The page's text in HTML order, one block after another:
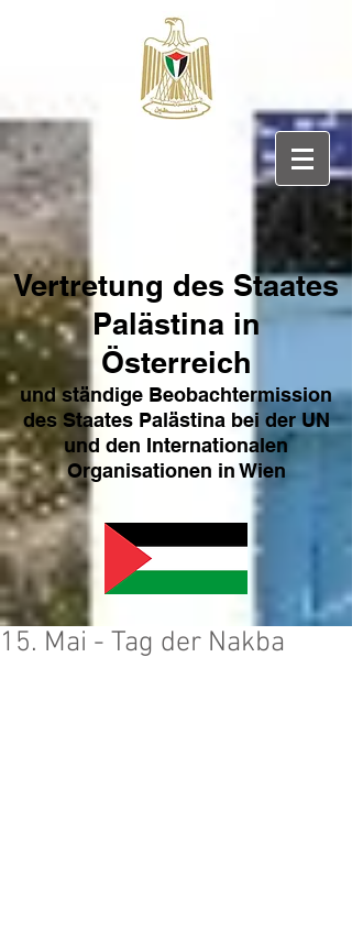
Vertretung des Staates
Palästina in
Österreich
und ständige Beobachtermission
des Staates Palästina bei der UN
und den Internationalen
Organisationen in Wien
15. Mai - Tag der Nakba